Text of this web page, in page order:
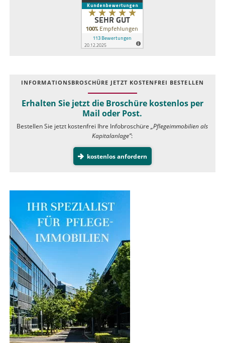
INFOR­MATIONS­BROSCHÜRE JETZT KOSTEN­FREI BESTELLEN
Erhalten Sie jetzt die Broschüre kostenlos per
Mail oder Post.
Bestellen Sie jetzt kostenfrei Ihre Infobroschüre„Pflegeimmobilien als
Kapitalanlage”:
kostenlos anfordern